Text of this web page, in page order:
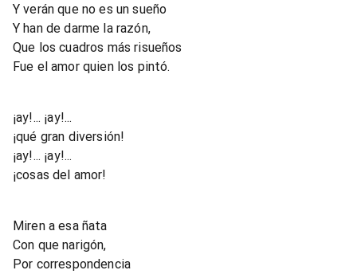
Y verán que no es un sueño
Y han de darme la razón,
Que los cuadros más risueños
Fue el amor quien los pintó.
¡ay!... ¡ay!...
¡qué gran diversión!
¡ay!... ¡ay!...
¡cosas del amor!
Miren a esa ñata
Con que narigón,
Por correspondencia